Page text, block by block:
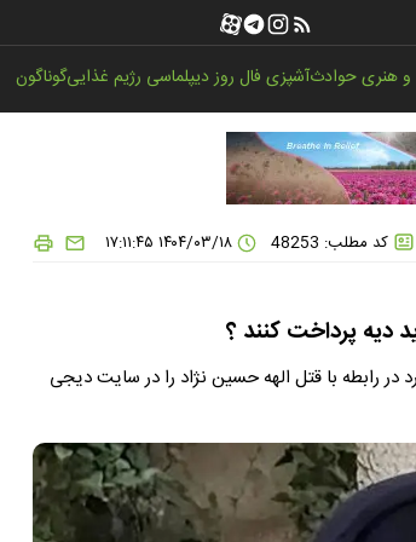
هنریحوادثآشپزیفال روزدیپلماسی رژیم غذاییگوناگون
کد مطلب: 48253 ۱۴۰۴/۰۳/۱۸ ۱۷:۱۱:۴۵
دیه پرداخت کنند ؟
رابطه با قتل الهه حسین نژاد را در سایت دیجی